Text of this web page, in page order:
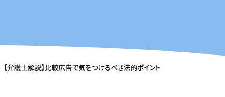
【弁護士解説】比較広告で気をつけるべき法的ポイント